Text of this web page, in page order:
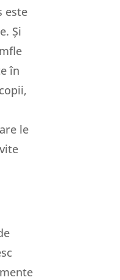
este
Și
în
le